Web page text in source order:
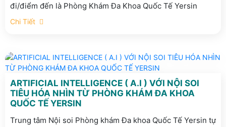
đi/điểm đến là Phòng Khám Đa Khoa Quốc Tế Yersin
Chi Tiết
ARTIFICIAL INTELLIGENCE ( A.I ) VỚI NỘI SOI
TIÊU HÓA NHÌN TỪ PHÒNG KHÁM ĐA KHOA
QUỐC TẾ YERSIN
Trung tâm Nội soi Phòng khám Đa khoa Quốc Tế Yersin tự